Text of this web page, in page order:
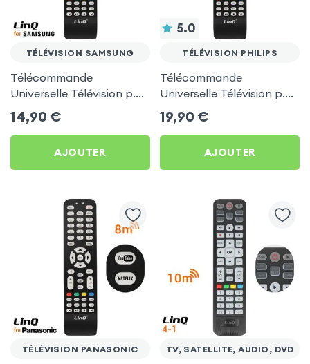
TÉLÉVISION SAMSUNG
Télécommande
Universelle Télévision p.
TV Samsung, LinQ - Noir
14,90 €
AJOUTER
5.0
TÉLÉVISION PHILIPS
Télécommande
Universelle Télévision p.
TV Philips, LinQ - Noir
19,90 €
AJOUTER
TÉLÉVISION PANASONIC TV, SATELLITE, AUDIO, DVD